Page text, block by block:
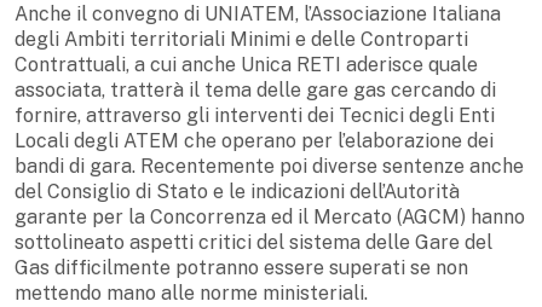
Anche il convegno di UNIATEM, l’Associazione Italiana
degli Ambiti territoriali Minimi e delle Controparti
Contrattuali, a cui anche Unica RETI aderisce quale
associata, tratterà il tema delle gare gas cercando di
fornire, attraverso gli interventi dei Tecnici degli Enti
Locali degli ATEM che operano per l’elaborazione dei
bandi di gara. Recentemente poi diverse sentenze anche
del Consiglio di Stato e le indicazioni dell’Autorità
garante per la Concorrenza ed il Mercato (AGCM) hanno
sottolineato aspetti critici del sistema delle Gare del
Gas difficilmente potranno essere superati se non
mettendo mano alle norme ministeriali.